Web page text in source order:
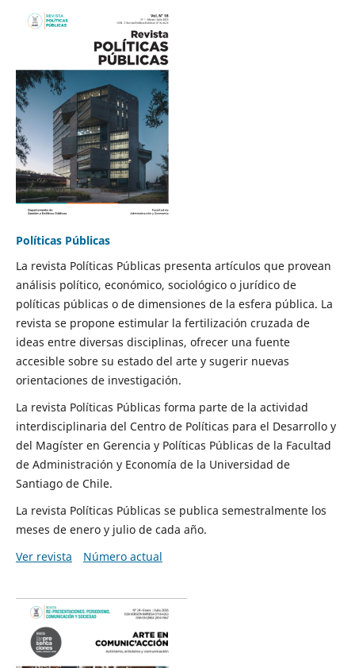
Políticas Públicas
La revista Políticas Públicas presenta artículos que provean
análisis político, económico, sociológico o jurídico de
políticas públicas o de dimensiones de la esfera pública. La
revista se propone estimular la fertilización cruzada de
ideas entre diversas disciplinas, ofrecer una fuente
accesible sobre su estado del arte y sugerir nuevas
orientaciones de investigación.
La revista Políticas Públicas forma parte de la actividad
interdisciplinaria del Centro de Políticas para el Desarrollo y
del Magíster en Gerencia y Políticas Públicas de la Facultad
de Administración y Economía de la Universidad de
Santiago de Chile.
La revista Políticas Públicas se publica semestralmente los
meses de enero y julio de cada año.
Ver revista
Número actual